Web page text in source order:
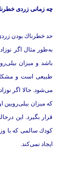
چه زمانی زردی
حد خطرناك بودن
طبیعی است و مشكلی
می‌شود. حالا اگر
قرار بگیرد. این
كودك سالمی كه با
ایجاد نمی‌كند.